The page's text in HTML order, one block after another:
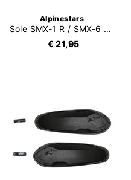
Alpinestars
Sole SMX-1 R / SMX-6 V2 / SMX-S
€ 21,95